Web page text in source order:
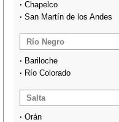
· Chapelco
· San Martín de los Andes
Río Negro
· Bariloche
· Río Colorado
Salta
· Orán